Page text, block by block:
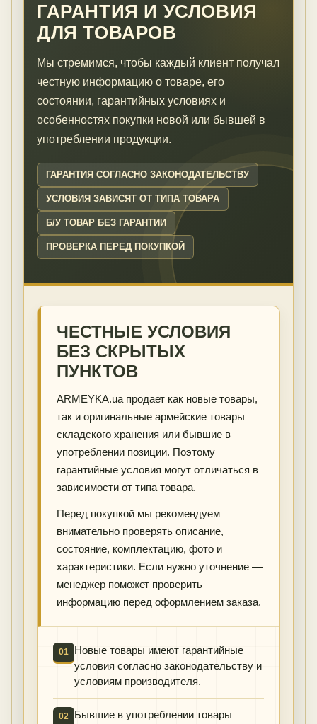
ГАРАНТИЯ И УСЛОВИЯ
ДЛЯ ТОВАРОВ
Мы стремимся, чтобы каждый клиент получал
честную информацию о товаре, его
состоянии, гарантийных условиях и
особенностях покупки новой или бывшей в
употреблении продукции.
ГАРАНТИЯ СОГЛАСНО ЗАКОНОДАТЕЛЬСТВУ
УСЛОВИЯ ЗАВИСЯТ ОТ ТИПА ТОВАРА
Б/У ТОВАР БЕЗ ГАРАНТИИ
ПРОВЕРКА ПЕРЕД ПОКУПКОЙ
ЧЕСТНЫЕ УСЛОВИЯ
БЕЗ СКРЫТЫХ
ПУНКТОВ
ARMEYKA.ua продает как новые товары,
так и оригинальные армейские товары
складского хранения или бывшие в
употреблении позиции. Поэтому
гарантийные условия могут отличаться в
зависимости от типа товара.
Перед покупкой мы рекомендуем
внимательно проверять описание,
состояние, комплектацию, фото и
характеристики. Если нужно уточнение —
менеджер поможет проверить
информацию перед оформлением заказа.
01
Новые товары имеют гарантийные
условия согласно законодательству и
условиям производителя.
02
Бывшие в употреблении товары